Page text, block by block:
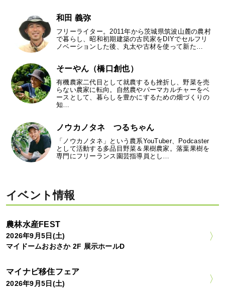
和田 義弥
フリーライター。2011年から茨城県筑波山麓の農村
で暮らし、昭和初期建築の古民家をDIYでセルフリ
ノベーションした後、丸太や古材を使って新た…
そーやん（橋口創也）
有機農家二代目として就農するも挫折し、野菜を売
らない農家に転向。自然農やパーマカルチャーをベ
ースとして、暮らしを豊かにするための畑づくりの
知…
ノウカノタネ つるちゃん
「ノウカノタネ」という農系YouTuber、Podcaster
として活動する多品目野菜＆果樹農家。落葉果樹を
専門にフリーランス園芸指導員とし…
イベント情報
農林水産FEST
2026年9月5日(土)
マイドームおおさか 2F 展示ホールD
マイナビ移住フェア
2026年9月5日(土)